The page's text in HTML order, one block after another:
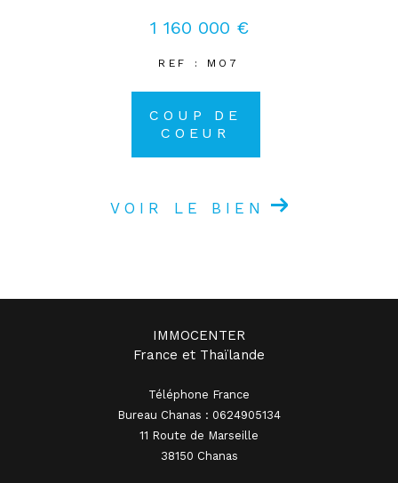
1 160 000 €
REF : MO7
COUP DE
COEUR
VOIR LE BIEN
IMMOCENTER
France et Thaïlande
Téléphone France
Bureau Chanas : 0624905134
11 Route de Marseille
38150 Chanas